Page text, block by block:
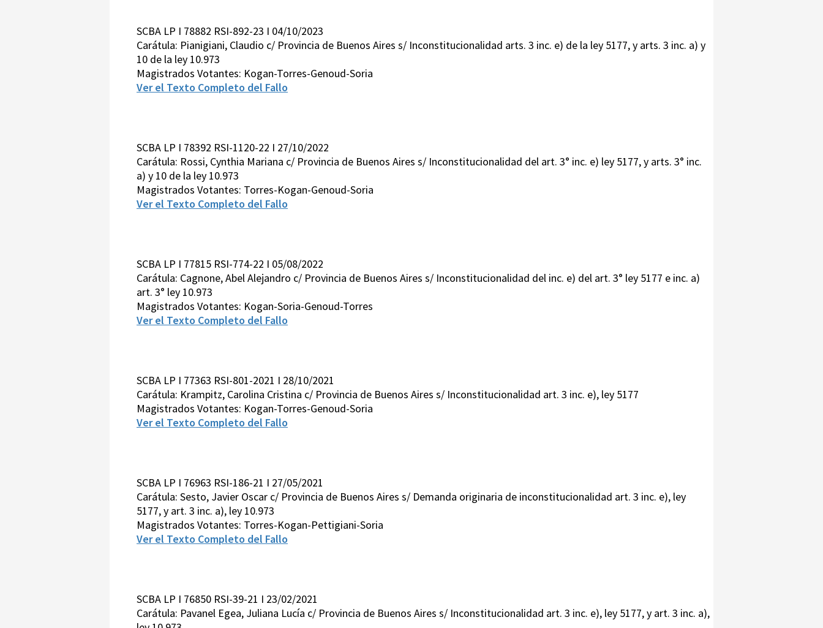
SCBA LP I 78882 RSI-892-23 I 04/10/2023
Carátula: Pianigiani, Claudio c/ Provincia de Buenos Aires s/ Inconstitucionalidad arts. 3 inc. e) de la ley 5177, y arts. 3 inc. a) y
10 de la ley 10.973
Magistrados Votantes: Kogan-Torres-Genoud-Soria
Ver el Texto Completo del Fallo
SCBA LP I 78392 RSI-1120-22 I 27/10/2022
Carátula: Rossi, Cynthia Mariana c/ Provincia de Buenos Aires s/ Inconstitucionalidad del art. 3° inc. e) ley 5177, y arts. 3° inc.
a) y 10 de la ley 10.973
Magistrados Votantes: Torres-Kogan-Genoud-Soria
Ver el Texto Completo del Fallo
SCBA LP I 77815 RSI-774-22 I 05/08/2022
Carátula: Cagnone, Abel Alejandro c/ Provincia de Buenos Aires s/ Inconstitucionalidad del inc. e) del art. 3° ley 5177 e inc. a)
art. 3° ley 10.973
Magistrados Votantes: Kogan-Soria-Genoud-Torres
Ver el Texto Completo del Fallo
SCBA LP I 77363 RSI-801-2021 I 28/10/2021
Carátula: Krampitz, Carolina Cristina c/ Provincia de Buenos Aires s/ Inconstitucionalidad art. 3 inc. e), ley 5177
Magistrados Votantes: Kogan-Torres-Genoud-Soria
Ver el Texto Completo del Fallo
SCBA LP I 76963 RSI-186-21 I 27/05/2021
Carátula: Sesto, Javier Oscar c/ Provincia de Buenos Aires s/ Demanda originaria de inconstitucionalidad art. 3 inc. e), ley
5177, y art. 3 inc. a), ley 10.973
Magistrados Votantes: Torres-Kogan-Pettigiani-Soria
Ver el Texto Completo del Fallo
SCBA LP I 76850 RSI-39-21 I 23/02/2021
Carátula: Pavanel Egea, Juliana Lucía c/ Provincia de Buenos Aires s/ Inconstitucionalidad art. 3 inc. e), ley 5177, y art. 3 inc. a),